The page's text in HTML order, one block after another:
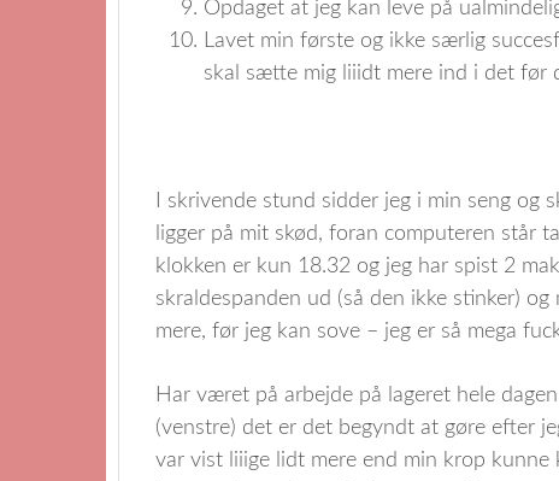
Opdaget at jeg kan leve på
Lavet min første og ikke særlig
skal sætte mig liiidt mere ind i det før
I skrivende stund sidder jeg i min seng og
ligger på mit skød, foran computeren står
klokken er kun 18.32 og jeg har spist 2
skraldespanden ud (så den ikke stinker)
mere, før jeg kan sove – jeg er så mega
Har været på arbejde på lageret hele
(venstre) det er det begyndt at gøre efter
var vist liiige lidt mere end min krop